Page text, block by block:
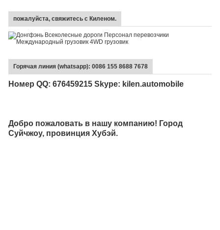
пожалуйста, свяжитесь с Киленом.
Горячая линия (whatsapp): 0086 155 8688 7678
Номер QQ: 676459215 Skype: kilen.automobile
Добро пожаловать в нашу компанию! Город
Суйчжоу, провинция Хубэй.